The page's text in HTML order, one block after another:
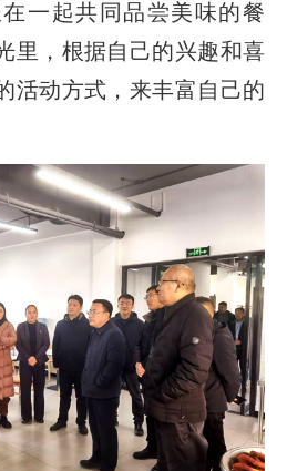
一起共同品尝美味的餐
里，根据自己的兴趣和喜
活动方式，来丰富自己的